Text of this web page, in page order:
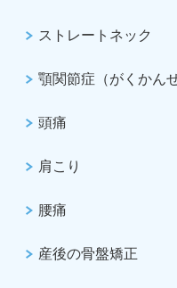
ストレートネック
顎関節症（がくかん
頭痛
肩こり
腰痛
産後の骨盤矯正